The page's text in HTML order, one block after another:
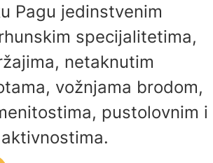
Pagu jedinstvenim
specijalitetima,
netaknutim
vožnjama brodom,
pustolovnim i